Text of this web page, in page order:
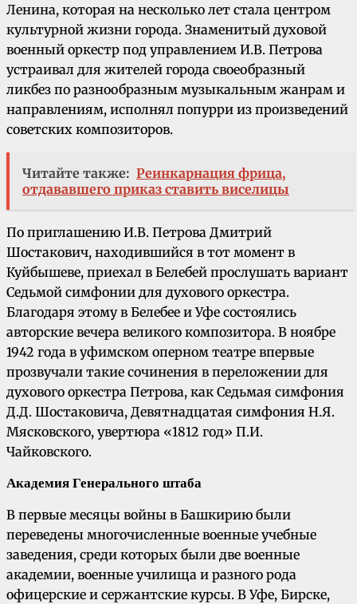
Ленина, которая на несколько лет стала центром
культурной жизни города. Знаменитый духовой
военный оркестр под управлением И.В. Петрова
устраивал для жителей города своеобразный
ликбез по разнообразным музыкальным жанрам и
направлениям, исполнял попурри из произведений
советских композиторов.
Читайте также: Реинкарнация фрица,
отдававшего приказ ставить виселицы
По приглашению И.В. Петрова Дмитрий
Шостакович, находившийся в тот момент в
Куйбышеве, приехал в Белебей прослушать вариант
Седьмой симфонии для духового оркестра.
Благодаря этому в Белебее и Уфе состоялись
авторские вечера великого композитора. В ноябре
1942 года в уфимском оперном театре впервые
прозвучали такие сочинения в переложении для
духового оркестра Петрова, как Седьмая симфония
Д.Д. Шостаковича, Девятнадцатая симфония Н.Я.
Мясковского, увертюра «1812 год» П.И.
Чайковского.
Академия Генерального штаба
В первые месяцы войны в Башкирию были
переведены многочисленные военные учебные
заведения, среди которых были две военные
академии, военные училища и разного рода
офицерские и сержантские курсы. В Уфе, Бирске,